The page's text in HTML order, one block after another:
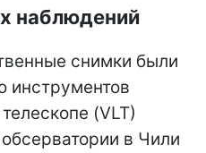
наблюдений
снимки были
инструментов
(VLT)
в Чили